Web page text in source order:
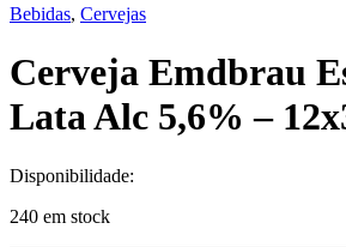
Bebidas, Cervejas
Cerveja Emdbrau
Lata Alc 5,6% –
Disponibilidade:
240 em stock